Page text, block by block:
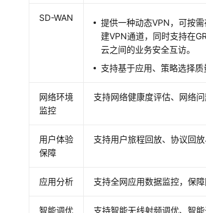
SD-WAN
提供一种动态VPN，可按
建VPN通道，同时支持在
云之间的业务安全互访。
支持基于应用、策略选择
网络环境
监控
支持网络健康度评估、网络
用户体验
保障
支持用户旅程回放、协议回放
应用分析 支持全网应用数据监控，保障
智能调优 支持智能无线射频调优、智能